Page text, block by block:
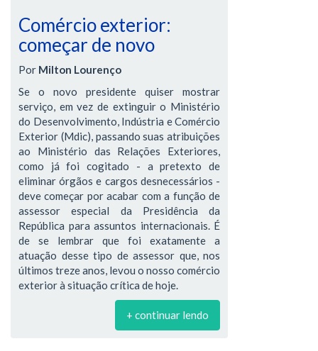
Comércio exterior:
começar de novo
Por Milton Lourenço
Se o novo presidente quiser mostrar
serviço, em vez de extinguir o Ministério
do Desenvolvimento, Indústria e Comércio
Exterior (Mdic), passando suas atribuições
ao Ministério das Relações Exteriores,
como já foi cogitado - a pretexto de
eliminar órgãos e cargos desnecessários -
deve começar por acabar com a função de
assessor especial da Presidência da
República para assuntos internacionais. É
de se lembrar que foi exatamente a
atuação desse tipo de assessor que, nos
últimos treze anos, levou o nosso comércio
exterior à situação crítica de hoje.
+ continuar lendo